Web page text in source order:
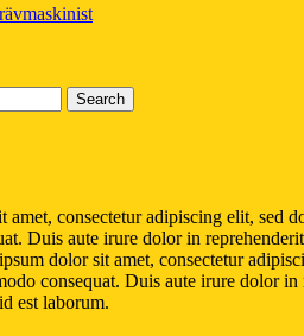
amet, consectetur adipiscing elit, sed
Duis aute irure dolor in
dolor sit amet, consectetur
consequat. Duis aute irure dolor
est laborum.